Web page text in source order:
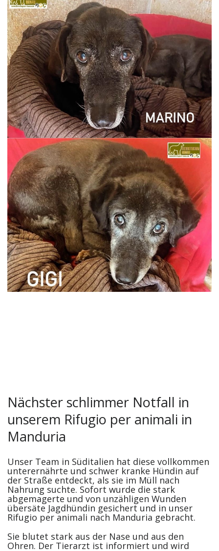
Nächster schlimmer Notfall in
unserem Rifugio per animali in
Manduria
Unser Team in Süditalien hat diese vollkommen
unterernährte und schwer kranke Hündin auf
der Straße entdeckt, als sie im Müll nach
Nahrung suchte. Sofort wurde die stark
abgemagerte und von unzähligen Wunden
übersäte Jagdhündin gesichert und in unser
Rifugio per animali nach Manduria gebracht.
Sie blutet stark aus der Nase und aus den
Ohren. Der Tierarzt ist informiert und wird